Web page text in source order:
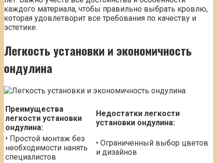
каждого материала, чтобы правильно выбрать кровлю,
которая удовлетворит все требования по качеству и
эстетике.
Легкость установки и экономичность
ондулина
Преимущества
легкости установки
ондулина:
Недостатки легкости
установки ондулина:
• Простой монтаж без
необходимости нанять
специалистов
• Ограниченный выбор цветов
и дизайнов